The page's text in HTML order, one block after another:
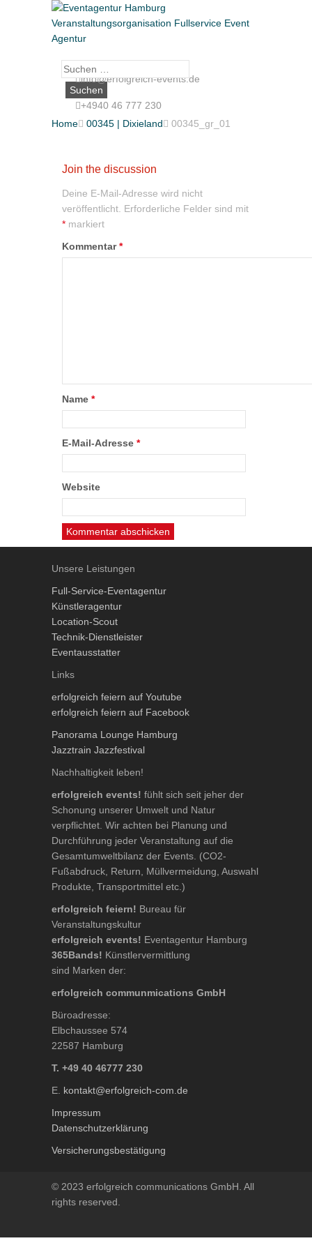
Suche
nach:info@erfolgreich-events.de
+4940 46 777 230
Home 00345 | Dixieland 00345_gr_01
Join the discussion
Deine E-Mail-Adresse wird nicht
veröffentlicht. Erforderliche Felder sind mit
* markiert
Kommentar*
Name *
E-Mail-Adresse *
Website
Unsere Leistungen
Full-Service-Eventagentur
Künstleragentur
Location-Scout
Technik-Dienstleister
Eventausstatter
Links
erfolgreich feiern auf Youtube
erfolgreich feiern auf Facebook
Panorama Lounge Hamburg
Jazztrain Jazzfestival
Nachhaltigkeit leben!
erfolgreich events! fühlt sich seit jeher der
Schonung unserer Umwelt und Natur
verpflichtet. Wir achten bei Planung und
Durchführung jeder Veranstaltung auf die
Gesamtumweltbilanz der Events. (CO2-
Fußabdruck, Return, Müllvermeidung, Auswahl
Produkte, Transportmittel etc.)
erfolgreich feiern! Bureau für
Veranstaltungskultur
erfolgreich events! Eventagentur Hamburg
365Bands! Künstlervermittlung
sind Marken der:
erfolgreich communmications GmbH
Büroadresse:
Elbchaussee 574
22587 Hamburg
T. +49 40 46777 230
E. kontakt@erfolgreich-com.de
Impressum
Datenschutzerklärung
Versicherungsbestätigung
© 2023 erfolgreich communications GmbH. All
rights reserved.